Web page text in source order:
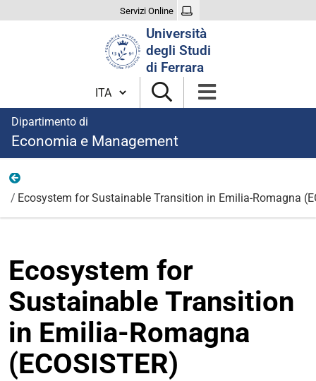
Servizi Online
Università
degli Studi
di Ferrara
Cambia lingua
Dipartimento di
Economia e Management
Ecosystem for Sustainable Transition in Emilia-Romagna
Ecosystem for
Sustainable Transition
in Emilia-Romagna
(ECOSISTER)